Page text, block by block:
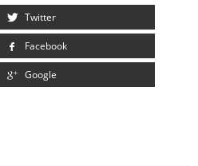
Twitter
Facebook
Google